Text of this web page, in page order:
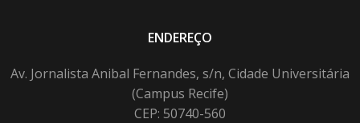
ENDEREÇO
Av. Jornalista Anibal Fernandes, s/n, Cidade Universitária
(Campus Recife)
CEP: 50740-560